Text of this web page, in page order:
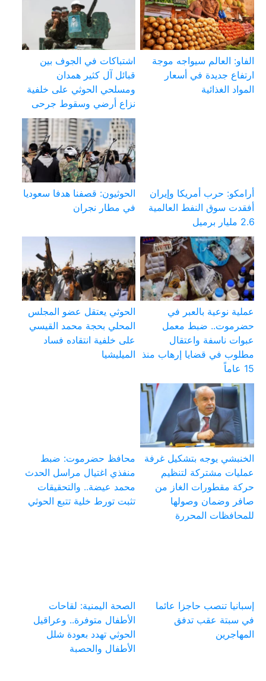
الفاو: العالم سيواجه موجة
ارتفاع جديدة في أسعار
المواد الغذائية
اشتباكات في الجوف بين
قبائل آل كثير همدان
ومسلحي الحوثي على خلفية
نزاع أرضي وسقوط جرحى
أرامكو: حرب أمريكا وإيران
أفقدت سوق النفط العالمية
2.6 مليار برميل
الحوثيون: قصفنا هدفا سعوديا
في مطار نجران
عملية نوعية بالعبر في
حضرموت.. ضبط معمل
عبوات ناسفة واعتقال
مطلوب في قضايا إرهاب منذ
15 عاماً
الحوثي يعتقل عضو المجلس
المحلي بحجة محمد القيسي
على خلفية انتقاده فساد
الميليشيا
الخنبشي يوجه بتشكيل غرفة
عمليات مشتركة لتنظيم
حركة مقطورات الغاز من
صافر وضمان وصولها
للمحافظات المحررة
محافظ حضرموت: ضبط
منفذي اغتيال مراسل الحدث
محمد عيضة.. والتحقيقات
تثبت تورط خلية تتبع الحوثي
إسبانيا تنصب حاجزا عائما
في سبتة عقب تدفق
المهاجرين
الصحة اليمنية: لقاحات
الأطفال متوفرة.. وعراقيل
الحوثي تهدد بعودة شلل
الأطفال والحصبة